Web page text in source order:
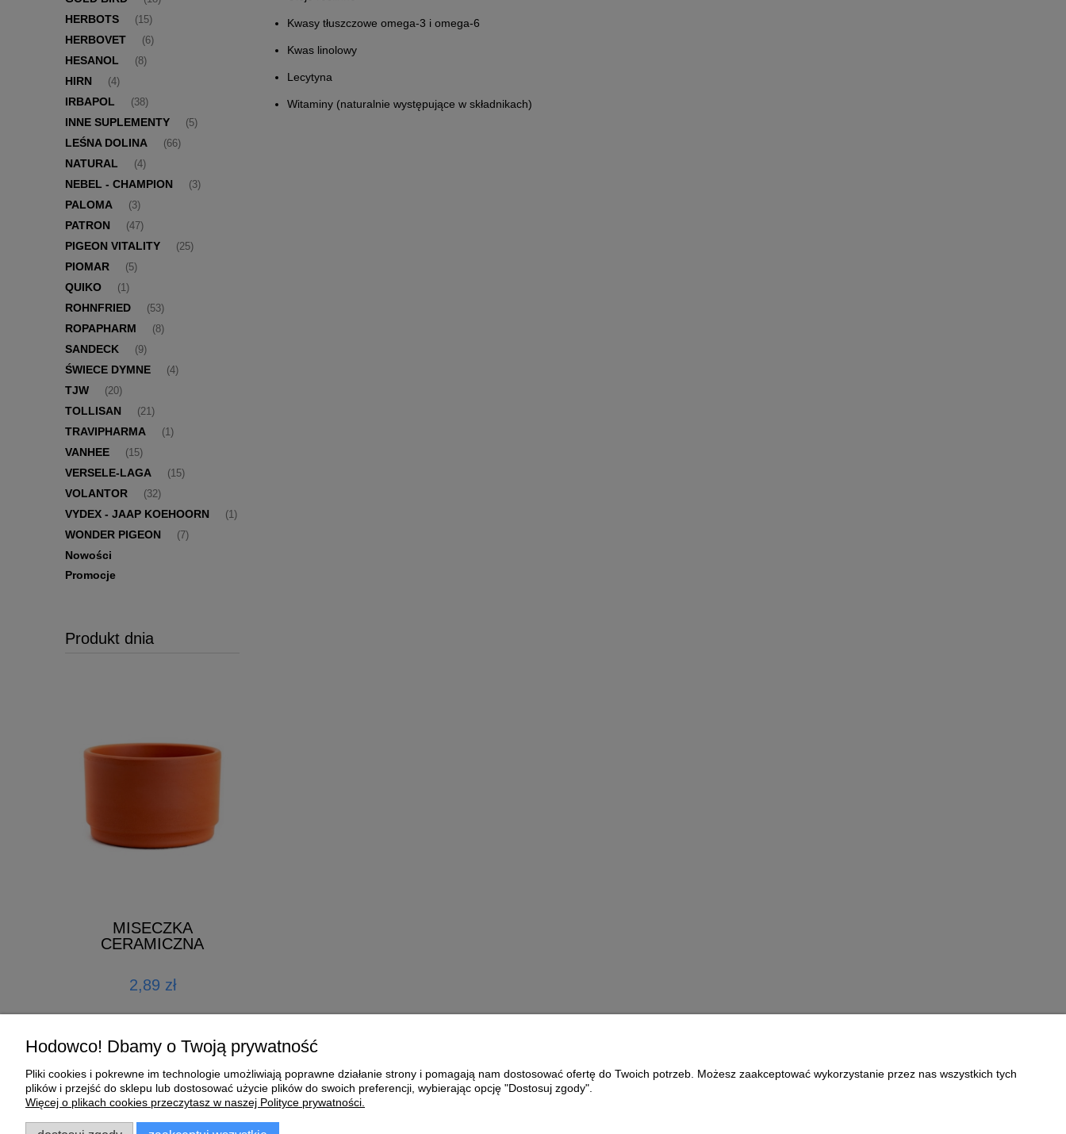
HERBOTS (15)
HERBOVET (6)
HESANOL (8)
HIRN (4)
IRBAPOL (38)
INNE SUPLEMENTY (5)
LEŚNA DOLINA (66)
NATURAL (4)
NEBEL - CHAMPION (3)
PALOMA (3)
PATRON (47)
PIGEON VITALITY (25)
PIOMAR (5)
QUIKO (1)
ROHNFRIED (53)
ROPAPHARM (8)
SANDECK (9)
ŚWIECE DYMNE (4)
TJW (20)
TOLLISAN (21)
TRAVIPHARMA (1)
VANHEE (15)
VERSELE-LAGA (15)
VOLANTOR (32)
VYDEX - JAAP KOEHOORN (1)
WONDER PIGEON (7)
Nowości
Promocje
Produkt dnia
MISECZKA
CERAMICZNA
2,89 zł
Kwasy tłuszczowe omega-3 i omega-6
Kwas linolowy
Lecytyna
Witaminy (naturalnie występujące w składnikach)
Pomoc Moje konto Płatności i dostawa O nas Informacje
Hodowco! Dbamy o Twoją prywatność
Pliki cookies i pokrewne im technologie umożliwiają poprawne działanie strony i pomagają nam dostosować ofertę do Twoich potrzeb. Możesz zaakceptować wykorzystanie przez nas wszystkich tych
plików i przejść do sklepu lub dostosować użycie plików do swoich preferencji, wybierając opcję "Dostosuj zgody".
Więcej o plikach cookies przeczytasz w naszej Polityce prywatności.